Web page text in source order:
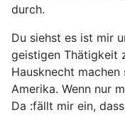
durch.
Du siehst es ist mir
geistigen Thätigkeit
Hausknecht
Amerika. Wenn nur
Da :fällt mir ein,